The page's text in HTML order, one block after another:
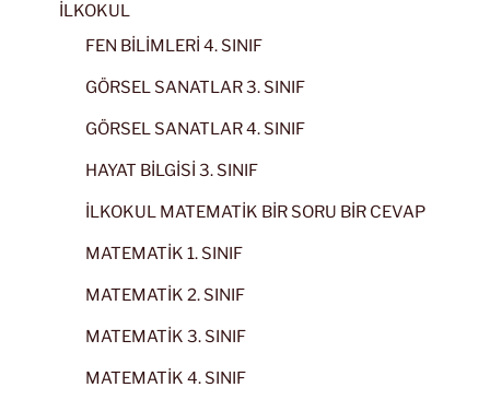
İLKOKUL
FEN BİLİMLERİ 4. SINIF
GÖRSEL SANATLAR 3. SINIF
GÖRSEL SANATLAR 4. SINIF
HAYAT BİLGİSİ 3. SINIF
İLKOKUL MATEMATİK BİR SORU BİR CEVAP
MATEMATİK 1. SINIF
MATEMATİK 2. SINIF
MATEMATİK 3. SINIF
MATEMATİK 4. SINIF